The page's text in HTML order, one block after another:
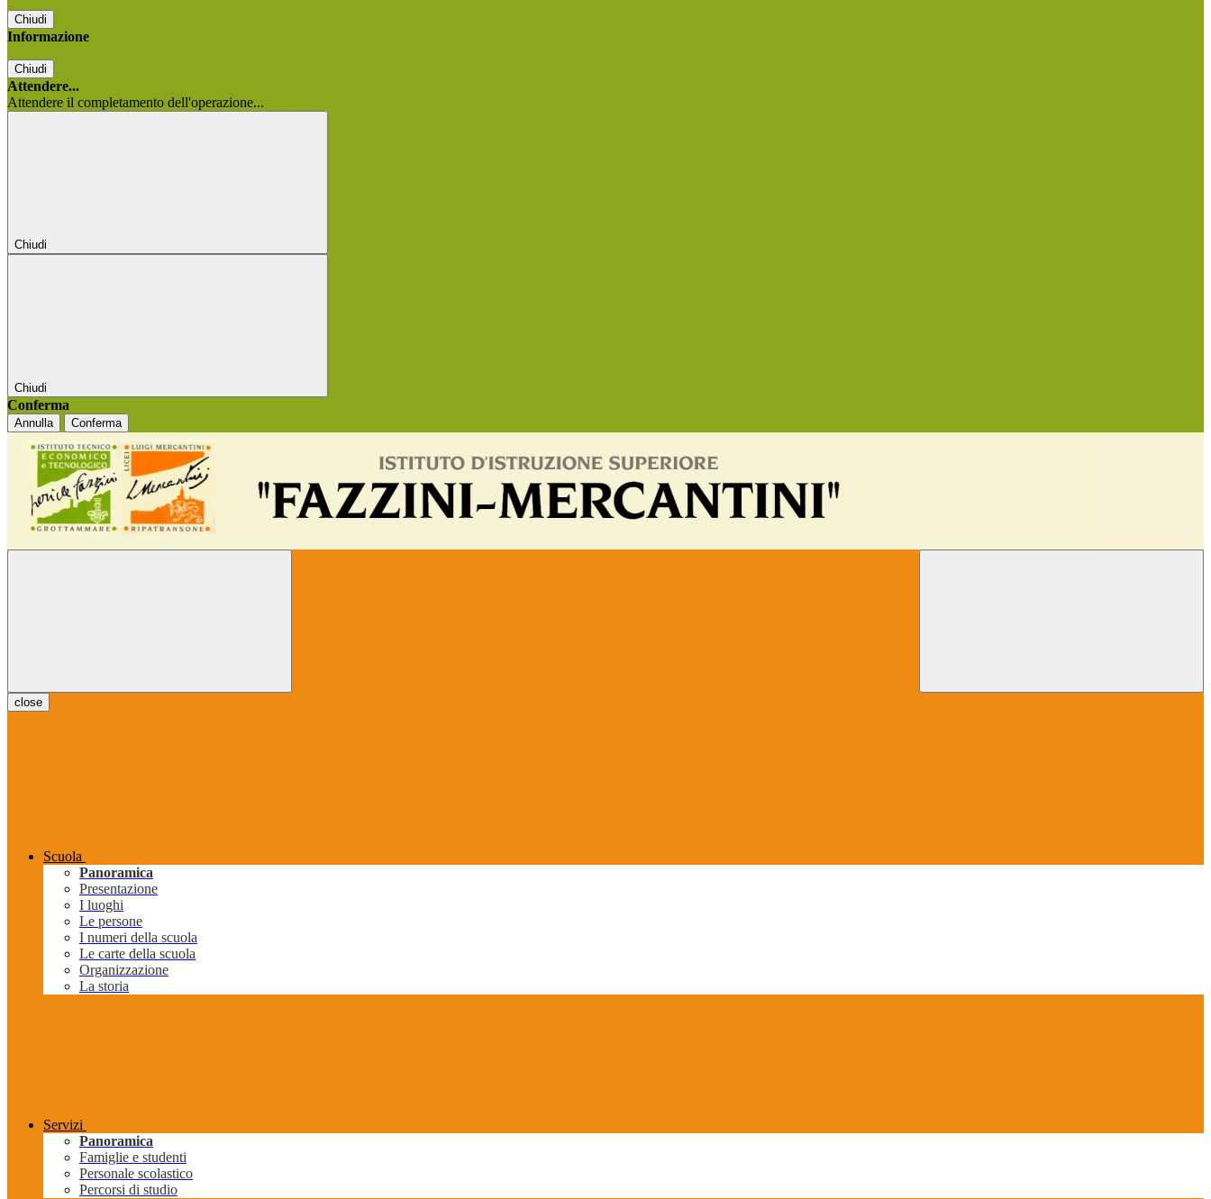
Chiudi
Informazione
Chiudi
Attendere...
Attendere il completamento dell'operazione...
Chiudi
Chiudi
Conferma
Annulla Conferma
close
Scuola
Panoramica
Presentazione
I luoghi
Le persone
I numeri della scuola
Le carte della scuola
Organizzazione
La storia
Servizi
Panoramica
Famiglie e studenti
Personale scolastico
Percorsi di studio